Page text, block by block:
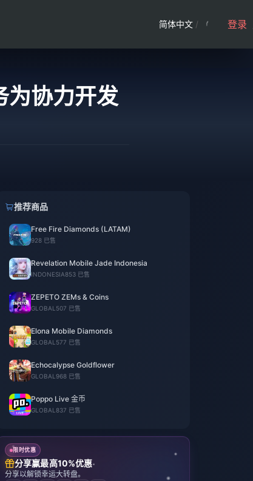
简体中文 / 登录
为协力开发
推荐商品
Free Fire Diamonds (LATAM)
928 已售
Revelation Mobile Jade Indonesia
INDONESIA853 已售
ZEPETO ZEMs & Coins
GLOBAL 507 已售
Elona Mobile Diamonds
GLOBAL 577 已售
Echocalypse Goldflower
GLOBAL 968 已售
Poppo Live 金币
GLOBAL 837 已售
限时优惠
分享赢最高10%优惠
分享以解锁幸运大转盘。